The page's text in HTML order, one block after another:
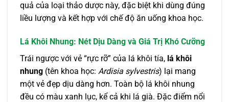
quả của loại thảo dược này, đặc biệt khi dùng đúng
liều lượng và kết hợp với chế độ ăn uống khoa học.
Lá Khôi Nhung: Nét Dịu Dàng và Giá Trị Khó Cưỡng
Trái ngược với vẻ “rực rỡ” của lá khôi tía, lá khôi
nhung (tên khoa học: Ardisia sylvestris) lại mang
một vẻ đẹp dịu dàng hơn. Toàn bộ lá khôi nhung
đều có màu xanh lục, kể cả khi lá già. Đặc điểm nổi